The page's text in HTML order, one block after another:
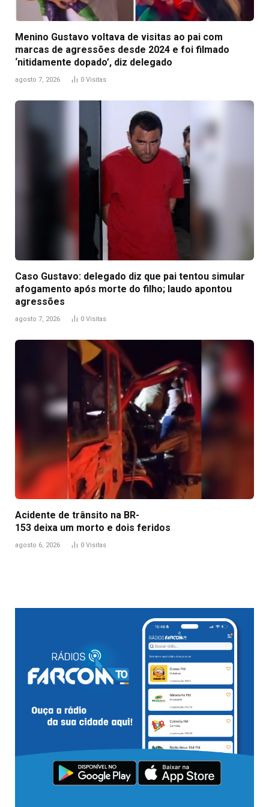
Menino Gustavo voltava de visitas ao pai com
marcas de agressões desde 2024 e foi filmado
‘nitidamente dopado’, diz delegado
agosto 7, 2026 0 Visitas
Caso Gustavo: delegado diz que pai tentou simular
afogamento após morte do filho; laudo apontou
agressões
agosto 7, 2026 0 Visitas
Acidente de trânsito na BR-
153 deixa um morto e dois feridos
agosto 6, 2026 0 Visitas